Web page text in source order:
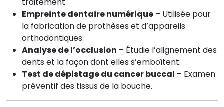
Empreinte dentaire numérique – Utilisée pour
la fabrication de prothèses et d’appareils
orthodontiques.
Analyse de l’occlusion – Étudie l’alignement des
dents et la façon dont elles s’emboîtent.
Test de dépistage du cancer buccal – Examen
préventif des tissus de la bouche.